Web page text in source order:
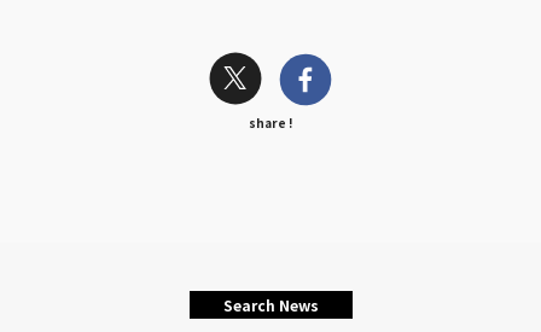
share !
Search News